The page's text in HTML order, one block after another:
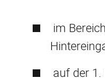
im
auf der 1.